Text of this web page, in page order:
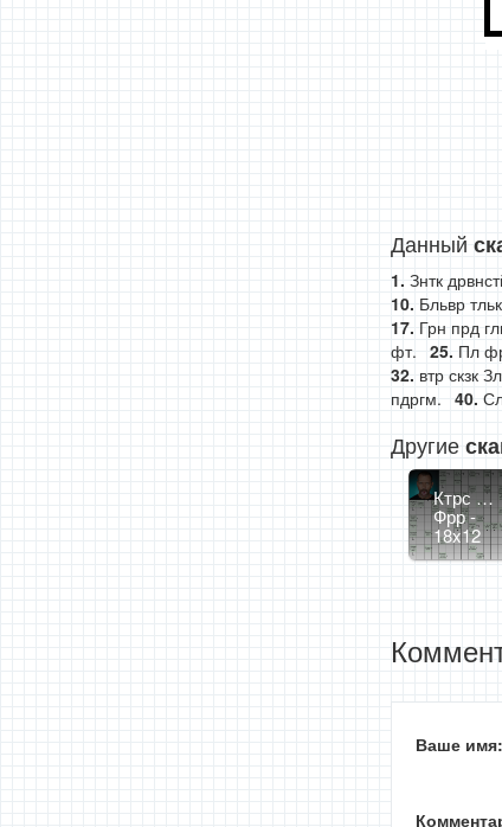
Данный
Знтк
Бльвр
Грн прд
фт.
Пл
втр скзк
пдргм.
Другие
Ктрс …
Фрр -
18x12
Ваше имя: